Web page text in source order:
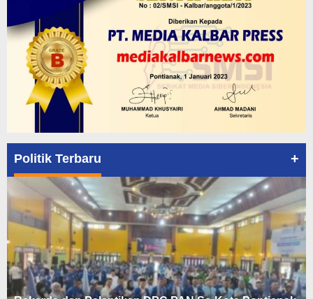
Politik Terbaru +